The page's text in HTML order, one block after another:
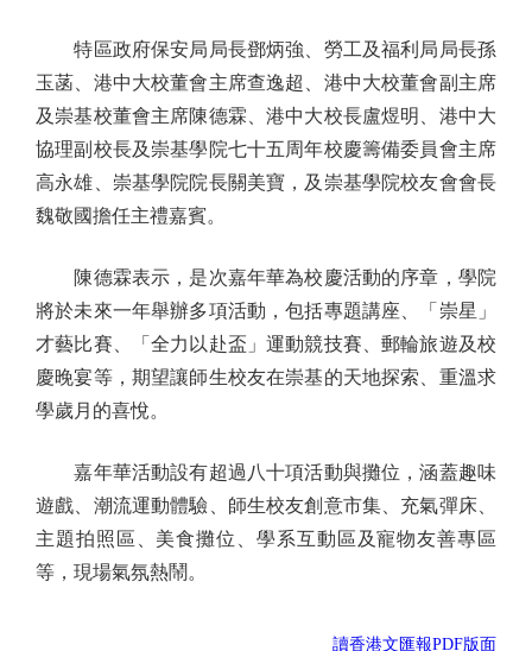
特區政府保安局局長鄧炳強、勞工及福利局局長孫
玉菡、港中大校董會主席查逸超、港中大校董會副主席
及崇基校董會主席陳德霖、港中大校長盧煜明、港中大
協理副校長及崇基學院七十五周年校慶籌備委員會主席
高永雄、崇基學院院長關美寶，及崇基學院校友會會長
魏敬國擔任主禮嘉賓。
陳德霖表示，是次嘉年華為校慶活動的序章，學院
將於未來一年舉辦多項活動，包括專題講座、「崇星」
才藝比賽、「全力以赴盃」運動競技賽、郵輪旅遊及校
慶晚宴等，期望讓師生校友在崇基的天地探索、重溫求
學歲月的喜悅。
嘉年華活動設有超過八十項活動與攤位，涵蓋趣味
遊戲、潮流運動體驗、師生校友創意市集、充氣彈床、
主題拍照區、美食攤位、學系互動區及寵物友善專區
等，現場氣氛熱鬧。
讀香港文匯報PDF版面